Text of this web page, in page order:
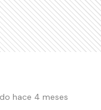
hace 4 meses